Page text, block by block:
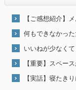
【ご感想紹介】
何もできなかっ
いいねが少なく
【重要】スペー
【実話】寝たき